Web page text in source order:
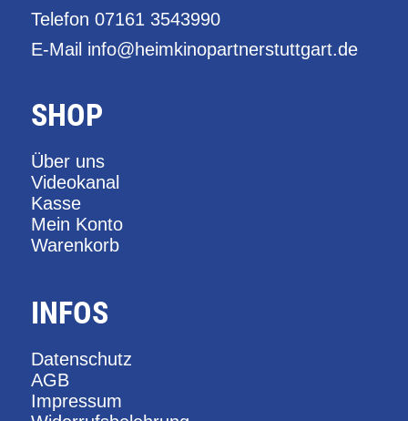
Telefon 07161 3543990
E-Mail info@heimkinopartnerstuttgart.de
SHOP
Über uns
Videokanal
Kasse
Mein Konto
Warenkorb
INFOS
Datenschutz
AGB
Impressum